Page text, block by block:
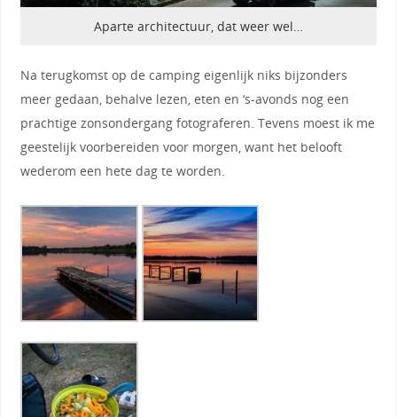
Aparte architectuur, dat weer wel…
Na terugkomst op de camping eigenlijk niks bijzonders
meer gedaan, behalve lezen, eten en ‘s-avonds nog een
prachtige zonsondergang fotograferen. Tevens moest ik me
geestelijk voorbereiden voor morgen, want het belooft
wederom een hete dag te worden.